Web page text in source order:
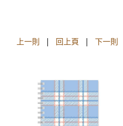
上一則 | 回上頁 | 下一則